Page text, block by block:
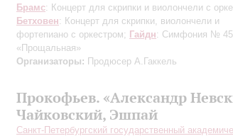
Брамс: Концерт для скрипки и виолончели с
Бетховен: Концерт для скрипки, виолончели и
фортепиано c оркестром; Гайдн: Симфония № 45
«Прощальная»
Организаторы: Продюсер А.Гаккель
Прокофьев. «Александр
Чайковский, Эшпай
Санкт-Петербургский государственный